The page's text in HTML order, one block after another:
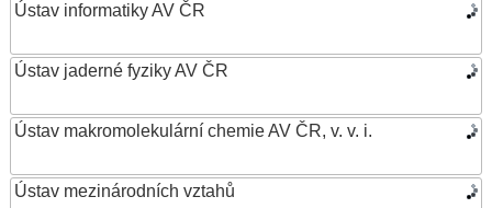
Ústav informatiky AV ČR
Ústav jaderné fyziky AV ČR
Ústav makromolekulární chemie AV ČR, v. v. i.
Ústav mezinárodních vztahů